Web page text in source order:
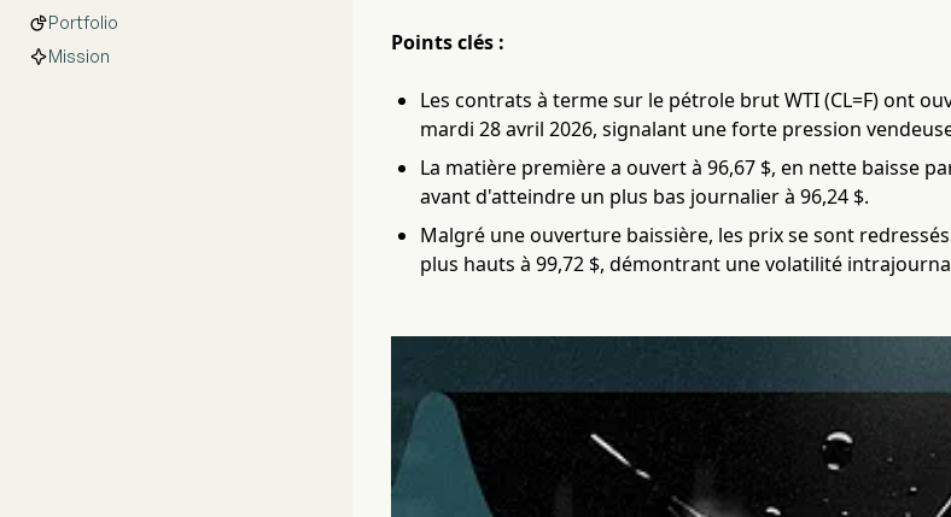
Portfolio
Mission
Points clés :
Les contrats à terme sur le pétrole brut WTI (CL=F) ont
mardi 28 avril 2026, signalant une forte pression
La matière première a ouvert à 96,67 $, en nette baisse
avant d'atteindre un plus bas journalier à 96,24 $.
Malgré une ouverture baissière, les prix se sont
plus hauts à 99,72 $, démontrant une volatilité